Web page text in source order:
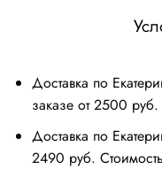
Доставка по
заказе от 2500 руб.
Доставка по
2490 руб.